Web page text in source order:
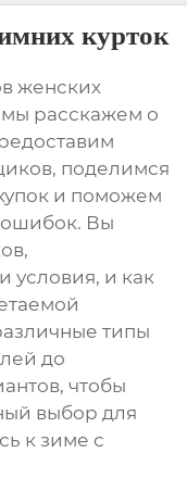
курток
женских
мы расскажем о
поделимся
и поможем
ошибок. Вы
условия, и как
типы
до
чтобы
выбор для
к зиме с